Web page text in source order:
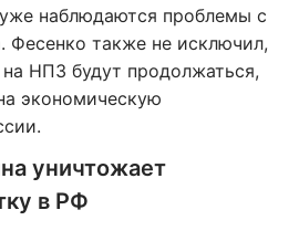
наблюдаются проблемы с
Фесенко также не исключил,
НПЗ будут продолжаться,
экономическую
уничтожает
в РФ